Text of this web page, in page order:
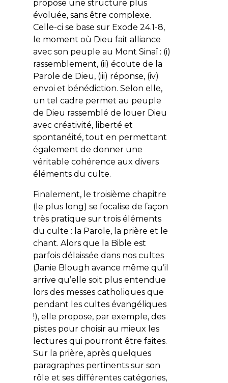
propose une structure plus
évoluée, sans être complexe.
Celle-ci se base sur Exode 24.1-8,
le moment où Dieu fait alliance
avec son peuple au Mont Sinaï : (i)
rassemblement, (ii) écoute de la
Parole de Dieu, (iii) réponse, (iv)
envoi et bénédiction. Selon elle,
un tel cadre permet au peuple
de Dieu rassemblé de louer Dieu
avec créativité, liberté et
spontanéité, tout en permettant
également de donner une
véritable cohérence aux divers
éléments du culte.
Finalement, le troisième chapitre
(le plus long) se focalise de façon
très pratique sur trois éléments
du culte : la Parole, la prière et le
chant. Alors que la Bible est
parfois délaissée dans nos cultes
(Janie Blough avance même qu’il
arrive qu’elle soit plus entendue
lors des messes catholiques que
pendant les cultes évangéliques
!), elle propose, par exemple, des
pistes pour choisir au mieux les
lectures qui pourront être faites.
Sur la prière, après quelques
paragraphes pertinents sur son
rôle et ses différentes catégories,